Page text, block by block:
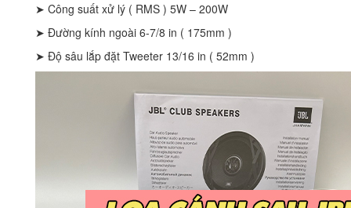
➤ Công suất xử lý ( RMS ) 5W – 200W
➤ Đường kính ngoài 6-7/8 in ( 175mm )
➤ Độ sâu lắp đặt Tweeter 13/16 in ( 52mm )